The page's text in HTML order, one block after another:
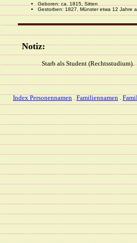
Geboren: ca. 1815, Sitten
Gestorben: 1827, Münster etwa 12 Jahre
Notiz:
Starb als Student (Rechtsstudium).
Index Personennamen . Familiennamen .